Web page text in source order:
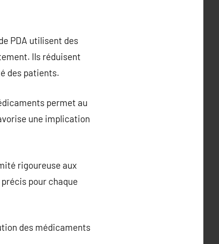
PDA utilisent des
Ils réduisent
des patients.
permet au
une implication
rigoureuse aux
pour chaque
des médicaments